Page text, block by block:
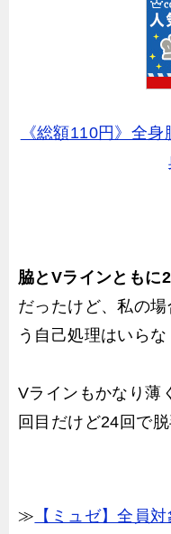
《総額110円》全
脇とVラインともに
だったけど、私の
う自己処理はいらな
Vラインもかなり薄
回目だけど24回で
≫ 【ミュゼ】全員